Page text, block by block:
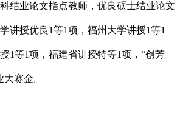
业论文指点教师，优良硕士结业论文
讲授优良1等1项，福州大学讲授1等1
1等1项，福建省讲授特等1项，“创芳
赛金。